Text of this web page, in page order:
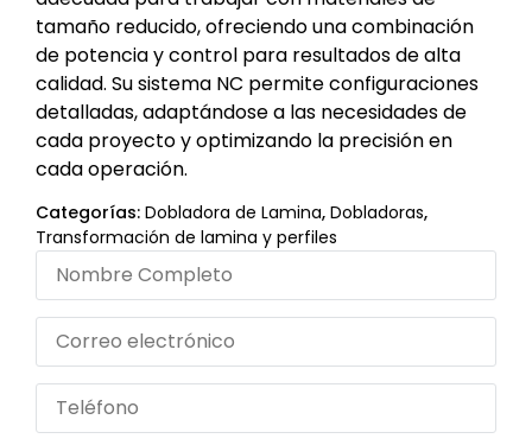
tamaño reducido, ofreciendo una combinación
de potencia y control para resultados de alta
calidad. Su sistema NC permite configuraciones
detalladas, adaptándose a las necesidades de
cada proyecto y optimizando la precisión en
cada operación.
Categorías: Dobladora de Lamina, Dobladoras,
Transformación de lamina y perfiles